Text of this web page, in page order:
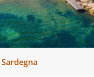
Sardegna